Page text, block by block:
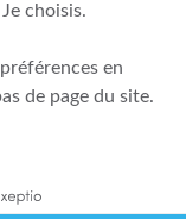
choisis.
en
de page du site.